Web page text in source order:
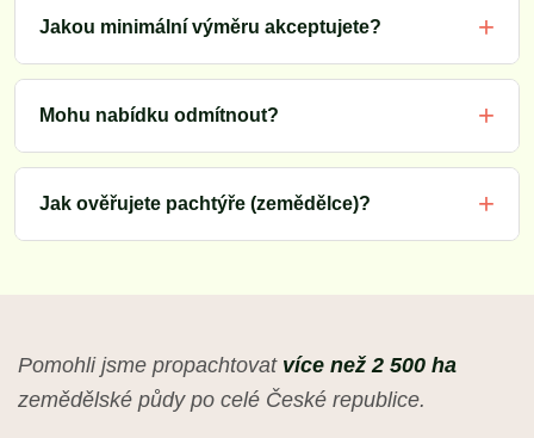
Jakou minimální výměru akceptujete?
Mohu nabídku odmítnout?
Jak ověřujete pachtýře (zemědělce)?
Pomohli jsme propachtovat více než 2 500 ha
zemědělské půdy po celé České republice.